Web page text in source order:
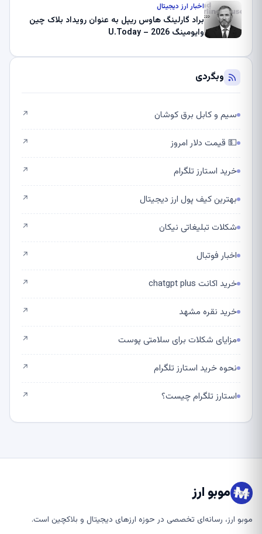
اخبار ارز دیجیتال
براد گارلینگ هاوس ریپل به عنوان رویداد بلاک چین
وایومینگ 2026 – U.Today
وبگردی
سیم و کابل برق کوشان ↗
💵 قیمت دلار امروز ↗
خرید استارز تلگرام ↗
بهترین کیف پول ارز دیجیتال ↗
شکلات تبلیغاتی نیکان ↗
اخبار فوتبال ↗
خرید اکانت chatgpt plus ↗
خرید نقره مشهد ↗
مزایای شکلات برای سلامتی پوست ↗
نحوه خرید استارز تلگرام ↗
استارز تلگرام چیست؟ ↗
موبو ارز
موبو ارز، رسانه‌ای تخصصی در حوزه ارزهای دیجیتال و بلاکچین است.